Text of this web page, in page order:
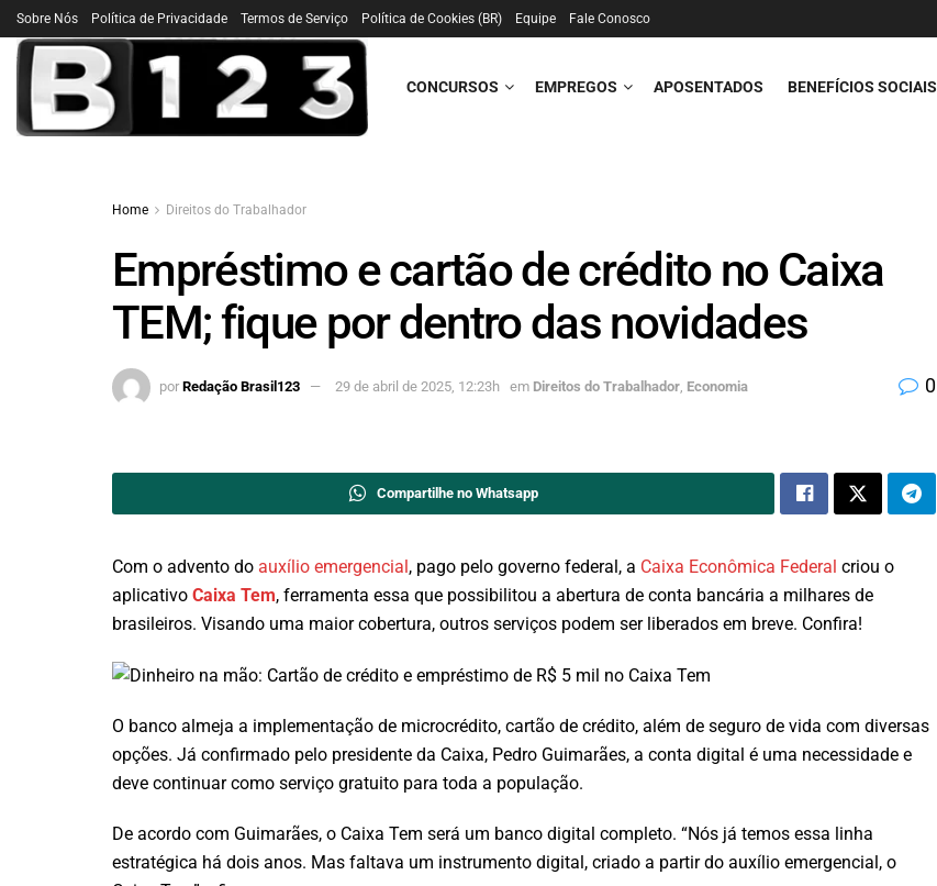
Sobre Nós Política de Privacidade Termos de Serviço Política de Cookies (BR) Equipe Fale Conosco
CONCURSOS EMPREGOS APOSENTADOS BENEFÍCIOS SOCIAIS
Home Direitos do Trabalhador
Empréstimo e cartão de crédito no Caixa
TEM; fique por dentro das novidades
por Redação Brasil123 29 de abril de 2025, 12:23h em Direitos do Trabalhador Economia 0
Compartilhe no Whatsapp
Com o advento do auxílio emergencial, pago pelo governo federal, a Caixa Econômica Federal criou o
aplicativo Caixa Tem, ferramenta essa que possibilitou a abertura de conta bancária a milhares de
brasileiros. Visando uma maior cobertura, outros serviços podem ser liberados em breve. Confira!
O banco almeja a implementação de microcrédito, cartão de crédito, além de seguro de vida com diversas
opções. Já confirmado pelo presidente da Caixa, Pedro Guimarães, a conta digital é uma necessidade e
deve continuar como serviço gratuito para toda a população.
De acordo com Guimarães, o Caixa Tem será um banco digital completo. “Nós já temos essa linha
estratégica há dois anos. Mas faltava um instrumento digital, criado a partir do auxílio emergencial, o